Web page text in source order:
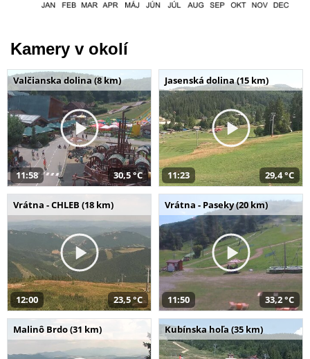
Kamery v okolí
Valčianska dolina (8 km)
11:58 30,5 °C
Jasenská dolina (15 km)
11:23 29,4 °C
Vrátna - CHLEB (18 km)
12:00 23,5 °C
Vrátna - Paseky (20 km)
11:50 33,2 °C
Malinô Brdo (31 km) Kubínska hoľa (35 km)